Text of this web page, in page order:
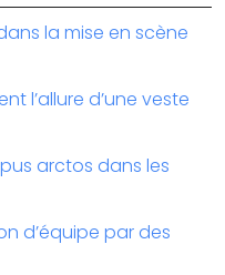
la mise en scène
l’allure d’une veste
arctos dans les
d’équipe par des